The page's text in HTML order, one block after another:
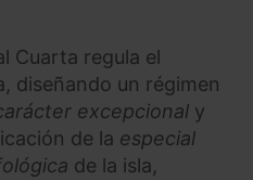
Cuarta regula el
diseñando un régimen
excepcional y
de la especial
de la isla,